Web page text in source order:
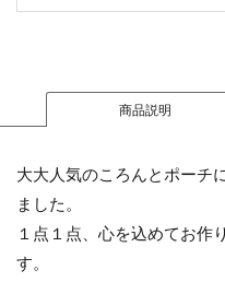
商品説明
大大人気のころんとポーチ
ました。
１点１点、心を込めてお作
す。